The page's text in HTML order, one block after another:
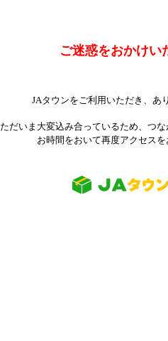
ご迷惑をおかけい
JAタウンをご利用いただき、あ
ただいま大変込み合っているため、つな
お時間をおいて再度アクセスを